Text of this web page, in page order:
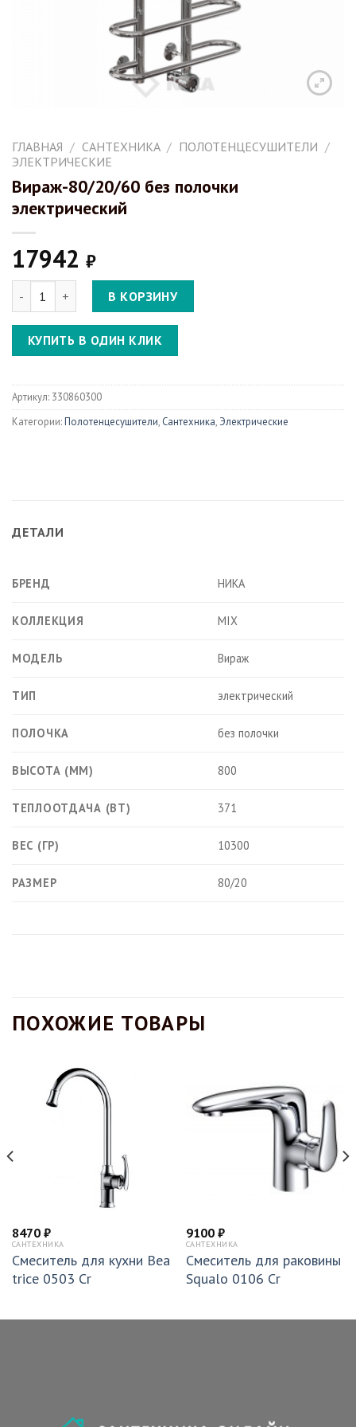
ГЛАВНАЯ / САНТЕХНИКА / ПОЛОТЕНЦЕСУШИТЕЛИ /
ЭЛЕКТРИЧЕСКИЕ
Вираж-80/20/60 без полочки
электрический
17942 ₽
Количество Вираж-80/20/60 без полочки электрический
В КОРЗИНУ
КУПИТЬ В ОДИН КЛИК
Артикул: 330860300
Категории:Полотенцесушители, Сантехника, Электрические
ДЕТАЛИ
БРЕНД НИКА
КОЛЛЕКЦИЯ MIX
МОДЕЛЬ Вираж
ТИП электрический
ПОЛОЧКА без полочки
ВЫСОТА (ММ) 800
ТЕПЛООТДАЧА (ВТ) 371
ВЕС (ГР) 10300
РАЗМЕР 80/20
ПОХОЖИЕ ТОВАРЫ
8470 ₽
САНТЕХНИКА
Смеситель для кухни Bea
trice 0503 Cr
9100 ₽
САНТЕХНИКА
Смеситель для раковины
Squalo 0106 Cr